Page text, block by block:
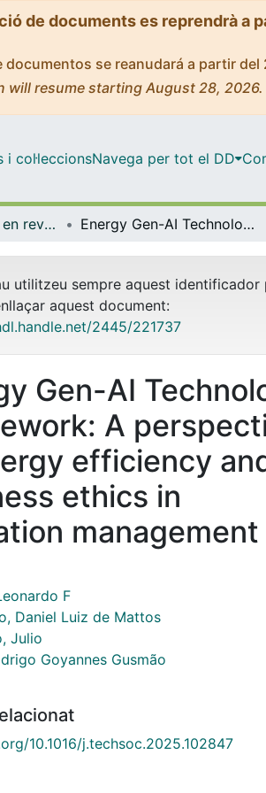
de documents es reprendrà a
se reanudará a partir
resume starting August 28,
i col·leccionsNavega per tot el DD
Articles publicats en revistes (Empresa) Energy Gen-AI Technology Framework: A perspective of energy efficiency and business ethics in operation management
utilitzeu sempre aquest identificador
aquest document:
2445/221737
Gen-AI
A
efficiency
ethics in
management
F
Daniel Luiz de Mattos
Julio
Goyannes Gusmão
10.1016/j.techsoc.2025.102847